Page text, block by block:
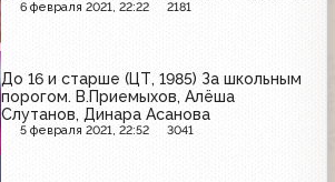
6 февраля 2021, 22:22 2181
До 16 и старше (ЦТ, 1985) За школьным
порогом. В.Приемыхов, Алёша
Слутанов, Динара Асанова
5 февраля 2021, 22:52 3041